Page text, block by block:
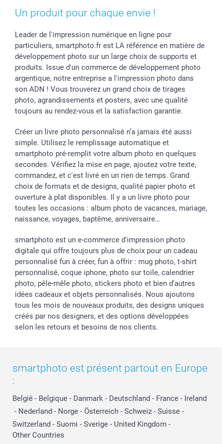
Vacances
Un produit pour chaque envie !
Leader de l'impression numérique en ligne pour
particuliers, smartphoto.fr est LA référence en matière de
développement photo sur un large choix de supports et
produits. Issue d'un commerce de développement photo
argentique, notre entreprise a l'impression photo dans
son ADN ! Vous trouverez un grand choix de tirages
photo, agrandissements et posters, avec une qualité
toujours au rendez-vous et la satisfaction garantie.
Créer un livre photo personnalisé n’a jamais été aussi
simple. Utilisez le remplissage automatique et
smartphoto pré-remplit votre album photo en quelques
secondes. Vérifiez la mise en page, ajoutez votre texte,
commandez, et c'est livré en un rien de temps. Grand
choix de formats et de designs, qualité papier photo et
ouverture à plat disponibles. Il y a un livre photo pour
toutes les occasions : album photo de vacances, mariage,
naissance, voyages, baptême, anniversaire…
smartphoto est un e-commerce d'impression photo
digitale qui offre toujours plus de choix pour un cadeau
personnalisé fun à créer, fun à offrir : mug photo, t-shirt
personnalisé, coque iphone, photo sur toile, calendrier
photo, pêle-mêle photo, stickers photo et bien d’autres
idées cadeaux et objets personnalisés. Nous ajoutons
tous les mois de nouveaux produits, des designs uniques
créés par nos designers, et des options développées
selon les retours et besoins de nos clients.
smartphoto est présent partout en Europe
:
België - Belgique - Danmark - Deutschland - France - Ireland
- Nederland - Norge - Österreich - Schweiz - Suisse -
Switzerland - Suomi - Sverige - United Kingdom -
Other Countries